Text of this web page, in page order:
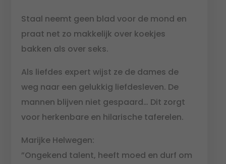
Staal neemt geen blad voor de mond en
praat net zo makkelijk over koekjes
bakken als over seks.
Als liefdes expert wijst ze de dames de
weg naar een gelukkig liefdesleven. De
mannen blijven niet gespaard… Dit zorgt
voor herkenbare en hilarische taferelen.
Marijke Helwegen:
”Ongekend talent, heeft moed en durf om